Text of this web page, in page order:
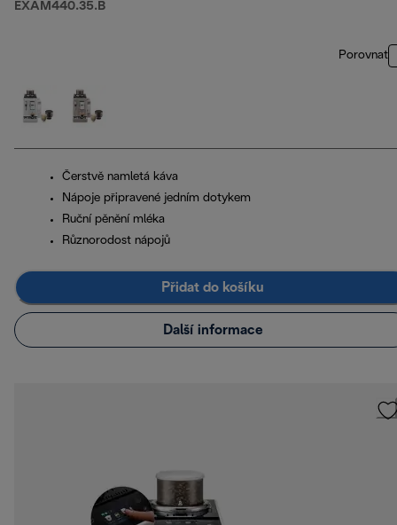
EXAM440.35.B
Porovnat
Čerstvě namletá káva
Nápoje připravené jedním dotykem
Ruční pěnění mléka
Různorodost nápojů
Přidat do košíku
Další informace